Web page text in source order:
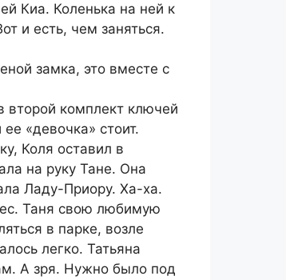
Киа. Коленька на ней к
и есть, чем заняться.
замка, это вместе с
комплект ключей
«девочка» стоит.
Коля оставил в
на руку Тане. Она
Ладу-Приору. Ха-ха.
Таня свою любимую
в парке, возле
легко. Татьяна
А зря. Нужно было под